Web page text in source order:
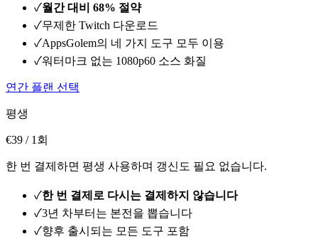
✓월간 대비 68% 절약
✓무제한 Twitch 다운로드
✓AppsGolem의 네 가지 도구 모두 이용
✓워터마크 없는 1080p60 소스 화질
연간 플랜 선택
평생
€39 / 1회
한 번 결제하면 평생 사용하며 갱신도 필요 없습니다.
✓한 번 결제로 다시는 결제하지 않습니다
✓3년 차부터는 본전을 뽑습니다
✓향후 출시되는 모든 도구 포함